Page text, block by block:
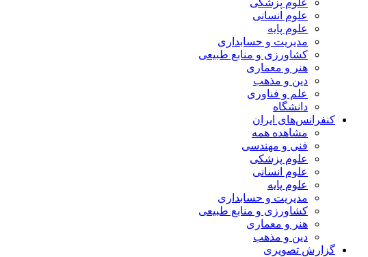
علوم پزشکی
علوم انسانی
علوم پایه
مدیریت و حسابداری
کشاورزی و منابع طبیعی
هنر و معماری
دین و مذهب
علم و فناوری
دانشگاه
کنفرانس‌های ایران
مشاهده همه
فنی و مهندسی
علوم پزشکی
علوم انسانی
علوم پایه
مدیریت و حسابداری
کشاورزی و منابع طبیعی
هنر و معماری
دین و مذهب
گزارش تصویری